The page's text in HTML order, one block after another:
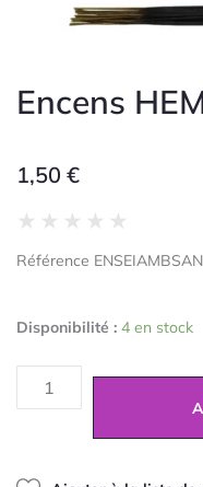
Encens
1,50 €
★ ★ ★ ★ ★
sur
Référence ENSEIAMBSAN
Disponibilité : 4 en stock
de
Ambre